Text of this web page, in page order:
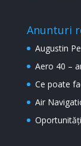
Anunturi
Augustin
Aero 40 –
Ce poate
Air